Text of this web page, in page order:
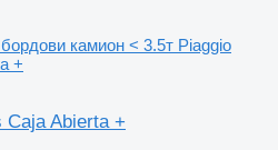
бордови камион < 3.5т Piaggio
+
Caja Abierta +